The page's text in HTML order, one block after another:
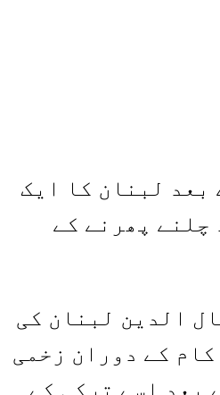
بعد لبنان کا ایک
چلنے پھرنے کے
الدین لبنان کی
کے دوران زخمی
بعد اسے ترکی کے